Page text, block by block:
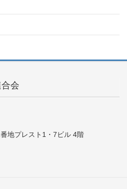
会
地プレスト1・7ビル 4階